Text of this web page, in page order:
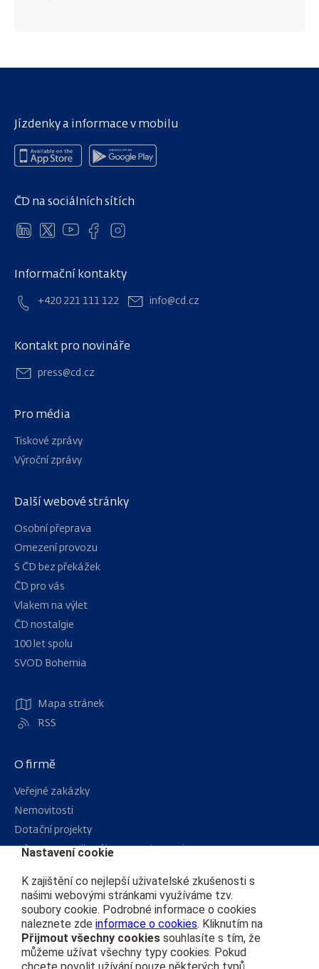
Informační kontakty
+420 221 111 122 info@cd.cz
Kontakt pro novináře
press@cd.cz
Další webové stránky
Osobní přeprava
Omezení provozu
S ČD bez překážek
ČD pro vás
Vlakem na výlet
ČD nostalgie
100 let spolu
SVOD Bohemia
Mapa stránek
RSS
Jízdenky a informace v mobilu
ČD na sociálních sítích
Čím se řídíme
Ochrana osobních údajů
Prohlášení o přístupnosti
O firmě
Veřejné zakázky
Nemovitosti
Dotační projekty
Informace podle zákona 106/1999 Sb.
Pro média
Tiskové zprávy
Výroční zprávy
Nastavení cookie
K zajištění co nejlepší uživatelské zkušenosti s
našimi webovými stránkami využíváme tzv.
soubory cookie. Podrobné informace o cookies
naleznete zde informace o cookies. Kliknutím na
Přijmout všechny cookies souhlasíte s tím, že
můžeme užívat všechny typy cookies. Pokud